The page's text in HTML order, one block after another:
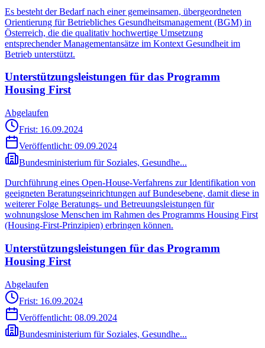
Es besteht der Bedarf nach einer gemeinsamen, übergeordneten
Orientierung für Betriebliches Gesundheitsmanagement (BGM) in
Österreich, die die qualitativ hochwertige Umsetzung
entsprechender Managementansätze im Kontext Gesundheit im
Betrieb unterstützt.
Unterstützungsleistungen für das Programm
Housing First
Abgelaufen
Frist: 16.09.2024
Veröffentlicht: 09.09.2024
Bundesministerium für Soziales, Gesundhe...
Durchführung eines Open-House-Verfahrens zur Identifikation von
geeigneten Beratungseinrichtungen auf Bundesebene, damit diese in
weiterer Folge Beratungs- und Betreuungsleistungen für
wohnungslose Menschen im Rahmen des Programms Housing First
(Housing-First-Prinzipien) erbringen können.
Unterstützungsleistungen für das Programm
Housing First
Abgelaufen
Frist: 16.09.2024
Veröffentlicht: 08.09.2024
Bundesministerium für Soziales, Gesundhe...